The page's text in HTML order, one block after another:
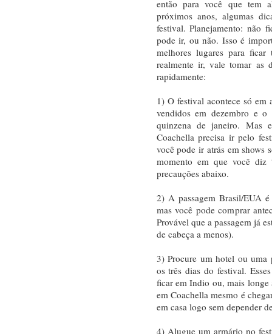
então para você que tem
próximos anos, algumas
festival. Planejamento: não
pode ir, ou não. Isso é
melhores lugares para
realmente ir, vale tomar as
rapidamente:
1) O festival acontece só em
vendidos em dezembro e
quinzena de janeiro. Mas
Coachella precisa ir pelo
você pode ir atrás em shows
momento em que você
precauções abaixo.
2) A passagem Brasil/EUA
mas você pode comprar
Provável que a passagem já
de cabeça a menos).
3) Procure um hotel ou uma
os três dias do festival.
ficar em Indio ou, mais
em Coachella mesmo é
em casa logo sem depender
4) Alugue um armário no